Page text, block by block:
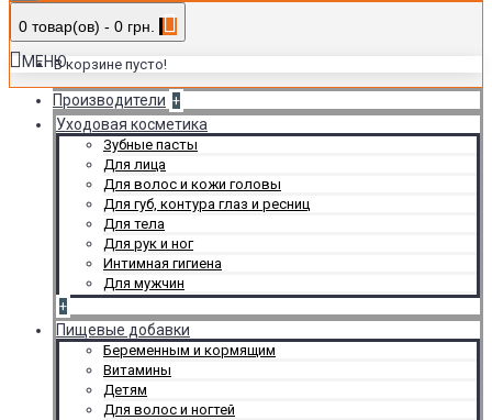
0 товар(ов) - 0 грн.
В корзине пусто!
МЕНЮ
Производители +
Уходовая косметика
Зубные пасты
Для лица
Для волос и кожи головы
Для губ, контура глаз и ресниц
Для тела
Для рук и ног
Интимная гигиена
Для мужчин
+
Пищевые добавки
Беременным и кормящим
Витамины
Детям
Для волос и ногтей